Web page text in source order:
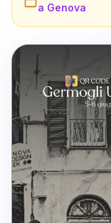
a Genova